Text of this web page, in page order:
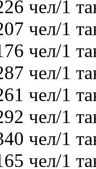
чел/1
чел/1
чел/1
чел/1
чел/1
чел/1
чел/1
чел/1